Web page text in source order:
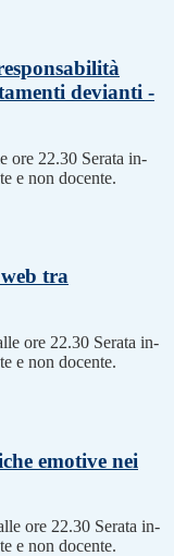
devianti -
ore 22.30 Serata in-
e non docente.
tra
ore 22.30 Serata in-
e non docente.
emotive nei
ore 22.30 Serata in-
e non docente.